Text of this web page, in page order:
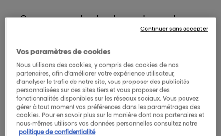
Conçu pour toutes les natures de
cheveux, le Shampoing Silver
blanches à la perfection. Ses
pigments violets aident à éliminer
les reflets jaunes ou cuivrés non
voulus, préservant et sublimant
ainsi les cheveux, plus radieux que
jamais.
Vos paramètres de cookies
Nous utilisons des cookies, y compris des cookies de nos
partenaires, afin d’améliorer votre expérience utilisateur,
d’analyser le trafic de notre site, vous proposer des publicités
personnalisées sur des sites tiers et vous proposer des
fonctionnalités disponibles sur les réseaux sociaux. Vous pouvez
gérer à tout moment vos préférences dans les paramétrages des
cookies. Pour en savoir plus sur la manière dont nos partenaires et
nous-mêmes utilisons vos données personnelles consultez notre
politique de confidentialité
Continuer sans accepter